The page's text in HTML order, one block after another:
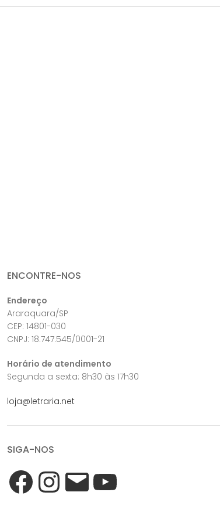
ENCONTRE-NOS
Endereço
Araraquara/SP
CEP: 14801-030
CNPJ: 18.747.545/0001-21
Horário de atendimento
Segunda a sexta: 8h30 às 17h30
loja@letraria.net
SIGA-NOS